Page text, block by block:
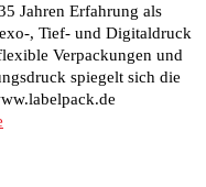
Jahren Erfahrung als
, Tief- und Digitaldruck
Verpackungen und
spiegelt sich die